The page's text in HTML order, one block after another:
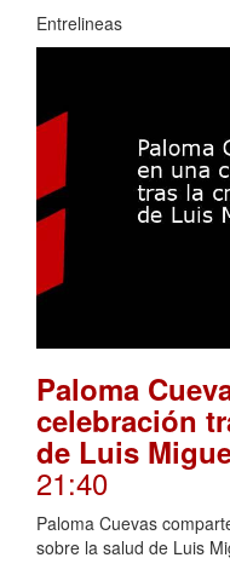
Entrelineas
Paloma
celebración
de Luis
21:40
Paloma Cuevas
sobre la salud de Luis